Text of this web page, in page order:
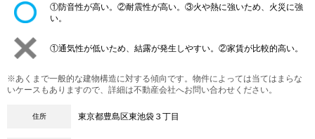
①防音性が高い。②耐震性が高い。③火や熱に強いため、火災に強
い。
①通気性が低いため、結露が発生しやすい。②家賃が比較的高い。
※あくまで一般的な建物構造に対する傾向です。物件によっては当てはまらな
いケースもありますので、詳細は不動産会社へお問い合わせください。
住所 東京都豊島区東池袋３丁目